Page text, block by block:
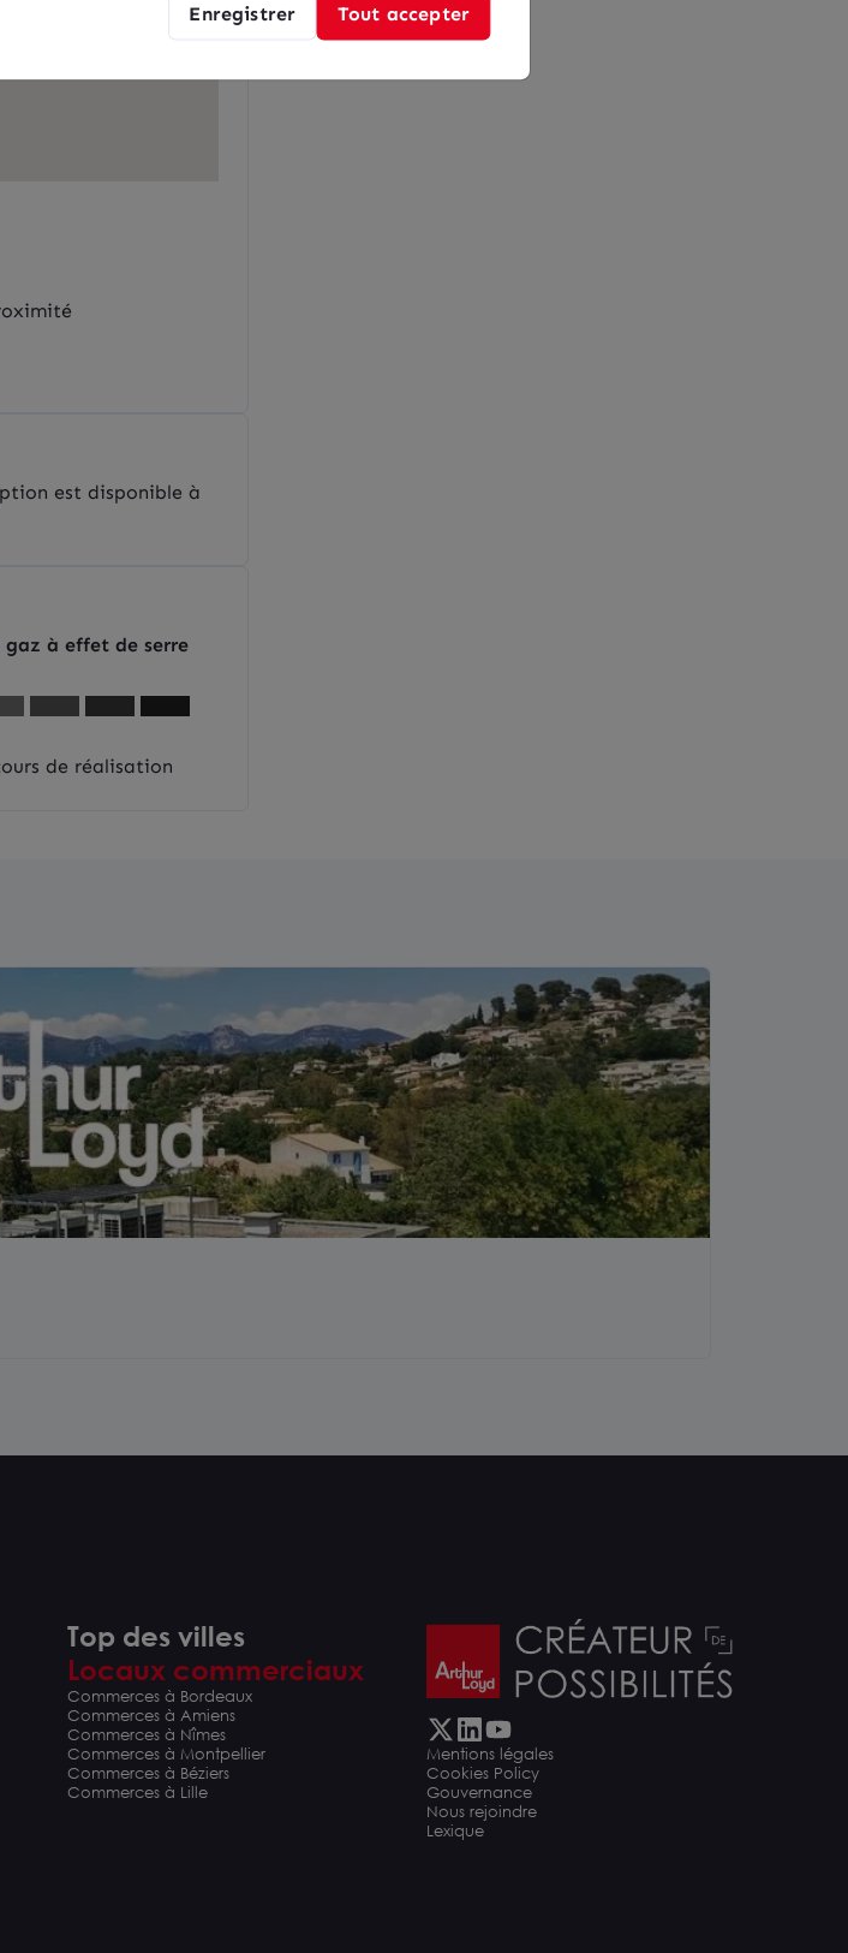
est disponible à
à effet de serre
de réalisation
Top des villes
Locaux commerciaux
Commerces à Bordeaux
Commerces à Amiens
Commerces à Nîmes
Commerces à Montpellier
Commerces à Béziers
Commerces à Lille
Mentions légales
Cookies Policy
Gouvernance
Nous rejoindre
Lexique
Enregistrer Tout accepter